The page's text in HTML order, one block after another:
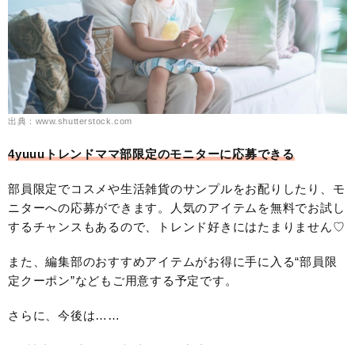
出典：www.shutterstock.com
4yuuuトレンドママ部限定のモニターに応募できる
部員限定でコスメや生活雑貨のサンプルをお配りしたり、モ
ニターへの応募ができます。人気のアイテムを無料でお試し
するチャンスもあるので、トレンド好きにはたまりません♡
また、編集部のおすすめアイテムがお得に手に入る“部員限
定クーポン”などもご用意する予定です。
さらに、今後は……